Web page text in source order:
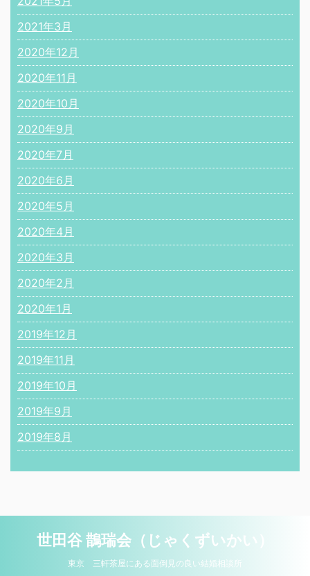
2021年3月
2020年12月
2020年11月
2020年10月
2020年9月
2020年7月
2020年6月
2020年5月
2020年4月
2020年3月
2020年2月
2020年1月
2019年12月
2019年11月
2019年10月
2019年9月
2019年8月
世田谷 鵲瑞会（じゃくずいかい）
東京 三軒茶屋にある面倒見の良い結婚相談所